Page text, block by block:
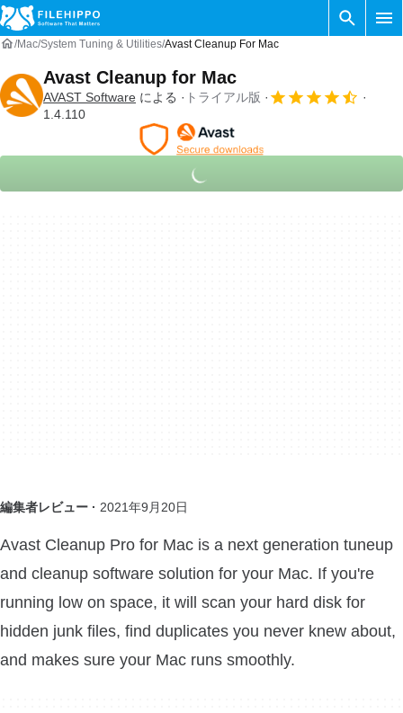
Mac System Tuning & Utilities Avast Cleanup For Mac
Avast Cleanup for Mac
AVAST Software による
トライアル版
1.4.110
編集者レビュー · 2021年9月20日
Avast Cleanup Pro for Mac is a next generation tuneup
and cleanup software solution for your Mac. If you're
running low on space, it will scan your hard disk for
hidden junk files, find duplicates you never knew about,
and makes sure your Mac runs smoothly.